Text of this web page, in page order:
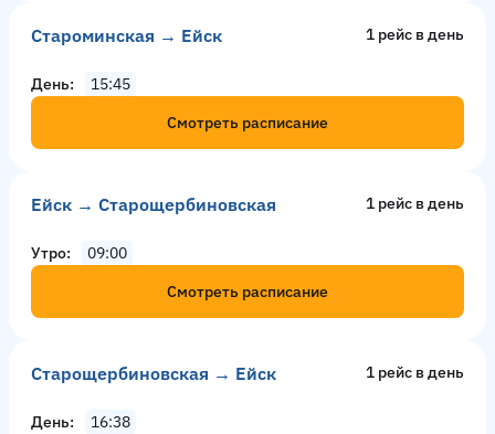
Староминская → Ейск 1 рейс в день
День
15:45
Смотреть расписание
Ейск → Старощербиновская 1 рейс в день
Утро
09:00
Смотреть расписание
Старощербиновская → Ейск 1 рейс в день
День
16:38